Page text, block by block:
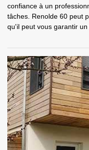
confiance à un
tâches. Renolde 60 peut
qu'il peut vous garantir